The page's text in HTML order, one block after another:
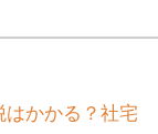
かかる？社宅